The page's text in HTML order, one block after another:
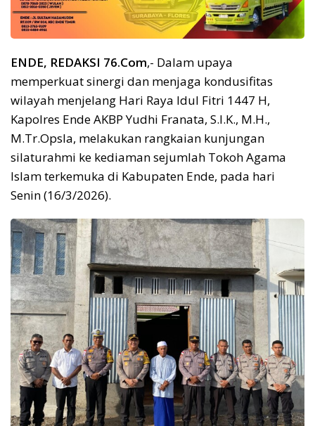
ENDE, REDAKSI 76.Com,- Dalam upaya
memperkuat sinergi dan menjaga kondusifitas
wilayah menjelang Hari Raya Idul Fitri 1447 H,
Kapolres Ende AKBP Yudhi Franata, S.I.K., M.H.,
M.Tr.Opsla, melakukan rangkaian kunjungan
silaturahmi ke kediaman sejumlah Tokoh Agama
Islam terkemuka di Kabupaten Ende, pada hari
Senin (16/3/2026).